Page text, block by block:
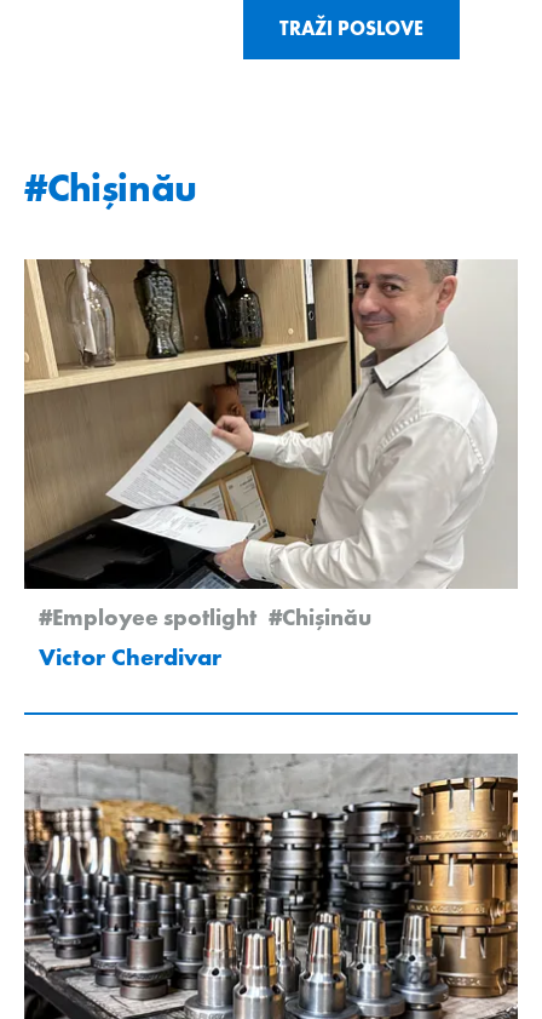
TRAŽI POSLOVE
#Chişinău
#Employee spotlight #Chişinău
Victor Cherdivar